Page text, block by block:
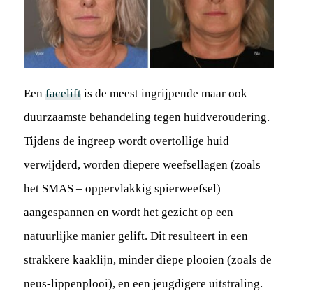
Een faceliftis de meest ingrijpende maar ook
duurzaamste behandeling tegen huidveroudering.
Tijdens de ingreep wordt overtollige huid
verwijderd, worden diepere weefsellagen (zoals
het SMAS – oppervlakkig spierweefsel)
aangespannen en wordt het gezicht op een
natuurlijke manier gelift. Dit resulteert in een
strakkere kaaklijn, minder diepe plooien (zoals de
neus-lippenplooi), en een jeugdigere uitstraling.